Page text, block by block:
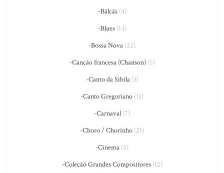
-Bálcãs(4)
-Blues(14)
-Bossa Nova (22)
-Canção francesa (Chanson)(5)
-Canto da Sibila(3)
-Canto Gregoriano (13)
-Carnaval (7)
-Choro / Chorinho (21)
-Cinema (5)
-Coleção Grandes Compositores(12)